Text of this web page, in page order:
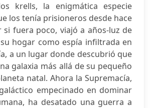
krells, la enigmática especie
los tenía prisioneros desde hace
si fuera poco, viajó a años-luz de
hogar como espía infiltrada en
a un lugar donde descubrió que
galaxia más allá de su pequeño
natal. Ahora la Supremacía,
empecinado en dominar
ha desatado una guerra a